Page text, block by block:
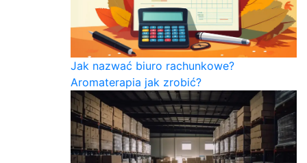
Jak nazwać biuro rachunkowe?
Aromaterapia jak zrobić?